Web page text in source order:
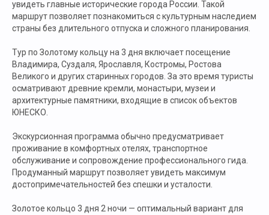
увидеть главные исторические города России. Такой
маршрут позволяет познакомиться с культурным наследием
страны без длительного отпуска и сложного планирования.
Тур по Золотому кольцу на 3 дня включает посещение
Владимира, Суздаля, Ярославля, Костромы, Ростова
Великого и других старинных городов. За это время туристы
осматривают древние кремли, монастыри, музеи и
архитектурные памятники, входящие в список объектов
ЮНЕСКО.
Экскурсионная программа обычно предусматривает
проживание в комфортных отелях, транспортное
обслуживание и сопровождение профессионального гида.
Продуманный маршрут позволяет увидеть максимум
достопримечательностей без спешки и усталости.
Золотое кольцо 3 дня 2 ночи — оптимальный вариант для